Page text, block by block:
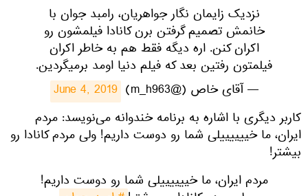
نزدیک زایمان نگار جواهریان، رامبد جوان با
خانمش تصمیم گرفتن برن کانادا فیلمشون رو
اکران کنن. اره دیگه فقط هم به خاطر اکران
فیلمتون رفتین بعد که فیلم دنیا اومد برمیگردین.
— آقای خاص (@m_h963)
June 4, 2019
کاربر دیگری با اشاره به برنامه خندوانه می‌نویسد: مردم
ایران، ما خییییییلی شما رو دوست داریم! ولی مردم کانادا رو
بیشتر!
مردم ایران، ما خییییییلی شما رو دوست داریم!